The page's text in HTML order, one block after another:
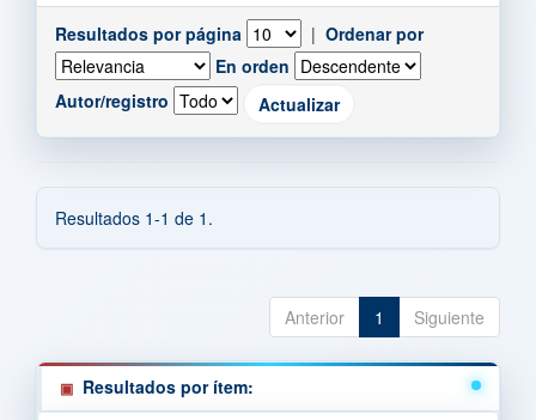
Resultados por página | Ordenar por
En orden
Autor/registro
Resultados 1-1 de 1.
Anterior 1 Siguiente
Resultados por ítem: